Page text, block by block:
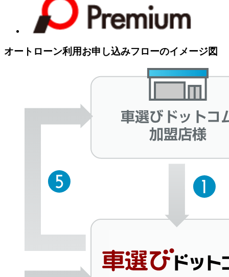
オートローン利用お申し込みフローのイメージ図